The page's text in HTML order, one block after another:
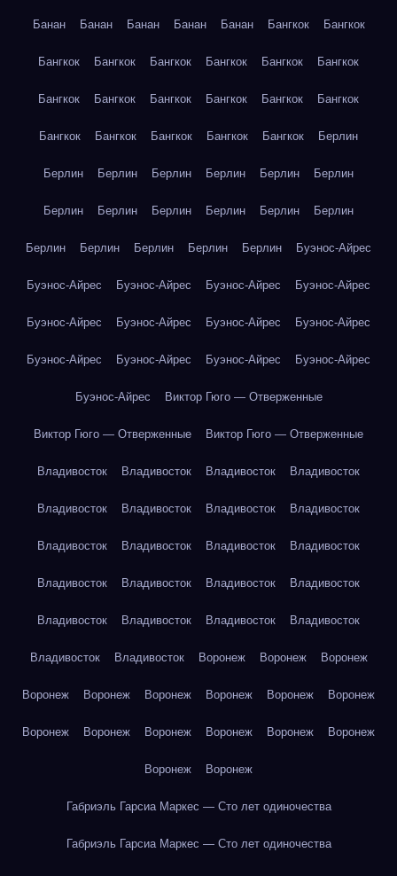
Банан Банан Банан Банан Банан Бангкок Бангкок
Бангкок Бангкок Бангкок Бангкок Бангкок Бангкок
Бангкок Бангкок Бангкок Бангкок Бангкок Бангкок
Бангкок Бангкок Бангкок Бангкок Бангкок Берлин
Берлин Берлин Берлин Берлин Берлин Берлин
Берлин Берлин Берлин Берлин Берлин Берлин
Берлин Берлин Берлин Берлин Берлин Буэнос-Айрес
Буэнос-Айрес Буэнос-Айрес Буэнос-Айрес Буэнос-Айрес
Буэнос-Айрес Буэнос-Айрес Буэнос-Айрес Буэнос-Айрес
Буэнос-Айрес Буэнос-Айрес Буэнос-Айрес Буэнос-Айрес
Буэнос-Айрес Виктор Гюго — Отверженные
Виктор Гюго — Отверженные Виктор Гюго — Отверженные
Владивосток Владивосток Владивосток Владивосток
Владивосток Владивосток Владивосток Владивосток
Владивосток Владивосток Владивосток Владивосток
Владивосток Владивосток Владивосток Владивосток
Владивосток Владивосток Владивосток Владивосток
Владивосток Владивосток Воронеж Воронеж Воронеж
Воронеж Воронеж Воронеж Воронеж Воронеж Воронеж
Воронеж Воронеж Воронеж Воронеж Воронеж Воронеж
Воронеж Воронеж
Габриэль Гарсиа Маркес — Сто лет одиночества
Габриэль Гарсиа Маркес — Сто лет одиночества